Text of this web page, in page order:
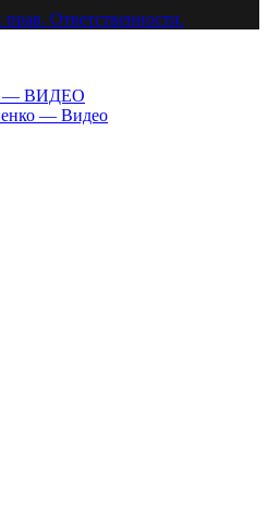
Ответственности.
— ВИДЕО
— Видео